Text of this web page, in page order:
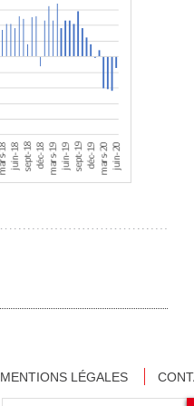
MENTIONS LÉGALES